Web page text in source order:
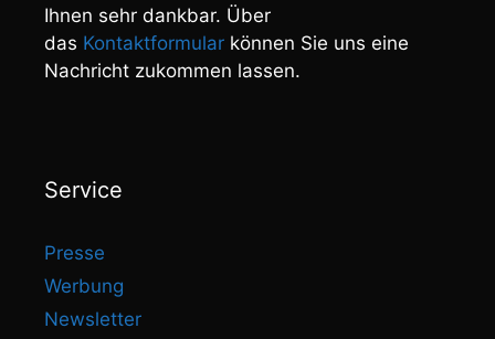
Ihnen sehr dankbar. Über
das Kontaktformular können Sie uns eine
Nachricht zukommen lassen.
Service
Presse
Werbung
Newsletter